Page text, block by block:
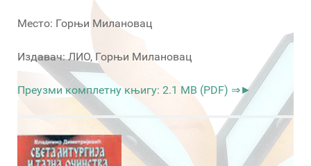
Место: Горњи Милановац
Издавач: ЛИО, Горњи Милановац
Преузми комплетну књигу: 2.1 MB (PDF) ⇒►